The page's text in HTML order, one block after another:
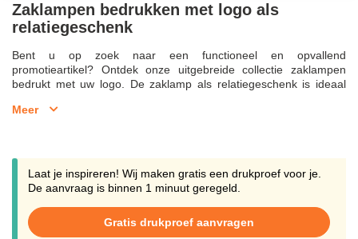
Zaklampen bedrukken met logo als
relatiegeschenk
Bent u op zoek naar een functioneel en opvallend
promotieartikel? Ontdek onze uitgebreide collectie zaklampen
bedrukt met uw logo. De zaklamp als relatiegeschenk is ideaal
bedrukken met uw bedrijfsnaam om uw naamsbekendheid te
gratis digitaal voorbeeld en snelle levering. Kies voor bedrukte
zaklampen in meerdere kleuren of ga voor een draagbare lamp
met krachtige led verlichting. Vergeet niet dat een
promotiegeschenken en relatiegeschenken zoals multifunctionele
led zaklampen, sleutelhanger lampen en zaklampjes. Naast
Meer
Laat je inspireren! Wij maken gratis een drukproef voor je.
De aanvraag is binnen 1 minuut geregeld.
Gratis drukproef aanvragen